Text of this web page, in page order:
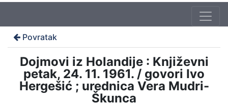
Povratak
Dojmovi iz Holandije : Književni
petak, 24. 11. 1961. / govori Ivo
Hergešić ; urednica Vera Mudri-
Škunca